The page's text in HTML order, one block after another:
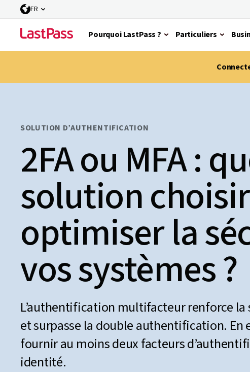
FR
Pourquoi LastPass ? Particuliers
SOLUTION D’AUTHENTIFICATION
2FA ou MFA :
solution
optimiser la
vos systèmes ?
L’authentification multifacteur renforce la
et surpasse la double authentification.
fournir au moins deux facteurs
identité.